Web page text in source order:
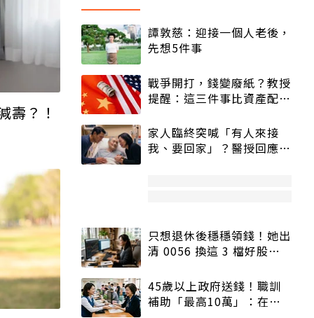
壽？！
譚敦慈：迎接一個人老後，
先想5件事
戰爭開打，錢變廢紙？教授
提醒：這三件事比資產配置
家人臨終突喊「有人來接
我、要回家」？醫授回應方
只想退休後穩穩領錢！她出
清 0056 換這 3 檔好股：
45歲以上政府送錢！職訓
補助「最高10萬」：在